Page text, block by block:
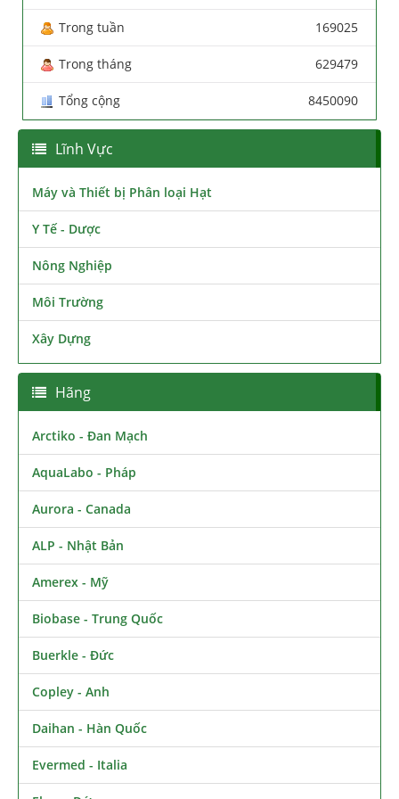
Trong tuần 169025
Trong tháng 629479
Tổng cộng 8450090
Lĩnh Vực
Máy và Thiết bị Phân loại Hạt
Y Tế - Dược
Nông Nghiệp
Môi Trường
Xây Dựng
Hãng
Arctiko - Đan Mạch
AquaLabo - Pháp
Aurora - Canada
ALP - Nhật Bản
Amerex - Mỹ
Biobase - Trung Quốc
Buerkle - Đức
Copley - Anh
Daihan - Hàn Quốc
Evermed - Italia